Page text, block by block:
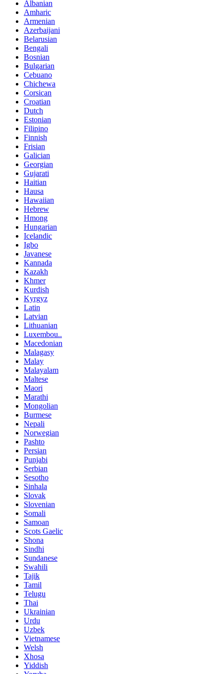
Albanian
Amharic
Armenian
Azerbaijani
Belarusian
Bengali
Bosnian
Bulgarian
Cebuano
Chichewa
Corsican
Croatian
Dutch
Estonian
Filipino
Finnish
Frisian
Galician
Georgian
Gujarati
Haitian
Hausa
Hawaiian
Hebrew
Hmong
Hungarian
Icelandic
Igbo
Javanese
Kannada
Kazakh
Khmer
Kurdish
Kyrgyz
Latin
Latvian
Lithuanian
Luxembou..
Macedonian
Malagasy
Malay
Malayalam
Maltese
Maori
Marathi
Mongolian
Burmese
Nepali
Norwegian
Pashto
Persian
Punjabi
Serbian
Sesotho
Sinhala
Slovak
Slovenian
Somali
Samoan
Scots Gaelic
Shona
Sindhi
Sundanese
Swahili
Tajik
Tamil
Telugu
Thai
Ukrainian
Urdu
Uzbek
Vietnamese
Welsh
Xhosa
Yiddish